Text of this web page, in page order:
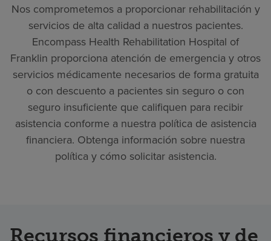
Nos comprometemos a proporcionar rehabilitación y
servicios de alta calidad a nuestros pacientes.
Encompass Health Rehabilitation Hospital of
Franklin proporciona atención de emergencia y otros
servicios médicamente necesarios de forma gratuita
o con descuento a pacientes sin seguro o con
seguro insuficiente que califiquen para recibir
asistencia conforme a nuestra política de asistencia
financiera. Obtenga información sobre nuestra
política y cómo solicitar asistencia.
Recursos financieros y de